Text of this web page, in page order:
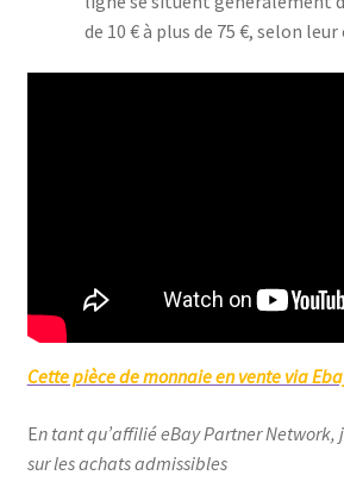
de 10 € à plus de 75 €, selon
Cette pièce de monnaie en vente via
En tant qu’affilié eBay Partner Network,
sur les achats admissibles